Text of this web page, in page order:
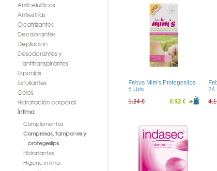
Anticelulíticos
Antiestrías
Cicatrizantes
Decolorantes
Depilación
Desodorantes y
antitranspirantes
Esponjas
Exfoliantes
Geles
Hidratación corporal
Íntima
Complementos
Compresas, tampones y
protegeslips
Hidratantes
Higiene intima
Febus Mim's Protegeslips
5 Uds
1.24 €
0.92 €
24